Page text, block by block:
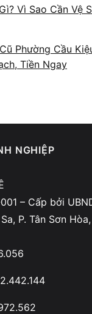
5–10 lần khi
linh kiện còn tốt
nhanh, chỉ từ
linh kiện, máy
trong 10–15 giây
nhanh hơn
online phổ
Vì Sao Cần Vệ
Phường Cầu
Tiền Ngay
NGHIỆP
– Cấp bởi
P. Tân Sơn Hòa,